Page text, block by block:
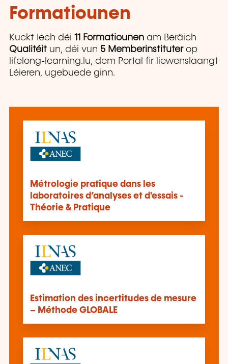
Formatiounen
Kuckt Iech déi 11 Formatiounen am Beräich
Qualitéit un, déi vun 5 Memberinstituter op
lifelong-learning.lu, dem Portal fir liewenslaangt
Léieren, ugebuede ginn.
Métrologie pratique dans les
laboratoires d’analyses et d'essais -
Théorie & Pratique
Estimation des incertitudes de mesure
– Méthode GLOBALE